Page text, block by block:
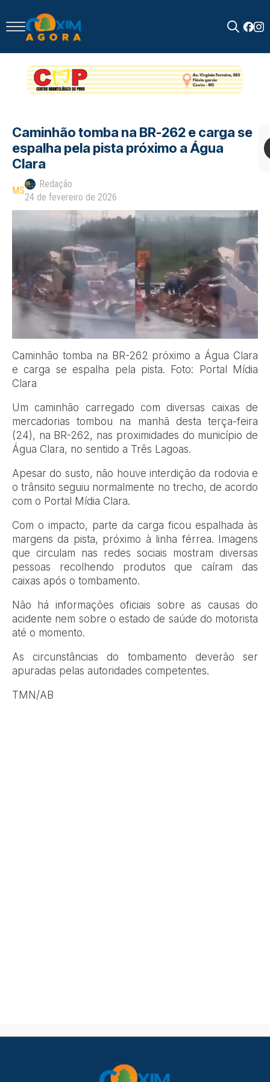
for:
Caminhão tomba na BR-262 e carga se
espalha pela pista próximo a Água
Clara
MS
Redação
24 de fevereiro de 2026
Caminhão tomba na BR-262 próximo a Água Clara
e carga se espalha pela pista. Foto: Portal Mídia
Clara
Um caminhão carregado com diversas caixas de
mercadorias tombou na manhã desta terça-feira
(24), na BR-262, nas proximidades do município de
Água Clara, no sentido a Três Lagoas.
Apesar do susto, não houve interdição da rodovia e
o trânsito seguiu normalmente no trecho, de acordo
com o Portal Mídia Clara.
Com o impacto, parte da carga ficou espalhada às
margens da pista, próximo à linha férrea. Imagens
que circulam nas redes sociais mostram diversas
pessoas recolhendo produtos que caíram das
caixas após o tombamento.
Não há informações oficiais sobre as causas do
acidente nem sobre o estado de saúde do motorista
até o momento.
As circunstâncias do tombamento deverão ser
apuradas pelas autoridades competentes.
TMN/AB